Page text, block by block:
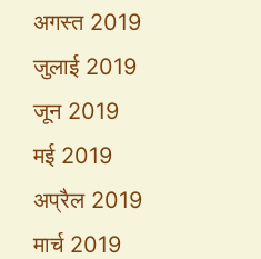
अगस्त 2019
जुलाई 2019
जून 2019
मई 2019
अप्रैल 2019
मार्च 2019